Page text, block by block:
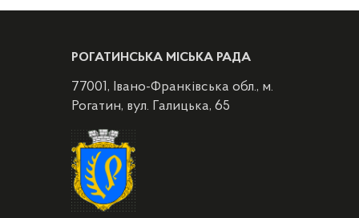
РОГАТИНСЬКА МІСЬКА РАДА
77001, Івано-Франківська обл., м.
Рогатин, вул. Галицька, 65